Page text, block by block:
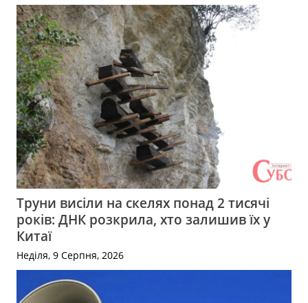
Труни висіли на скелях понад 2 тисячі
років: ДНК розкрила, хто залишив їх у
Китаї
Неділя, 9 Серпня, 2026